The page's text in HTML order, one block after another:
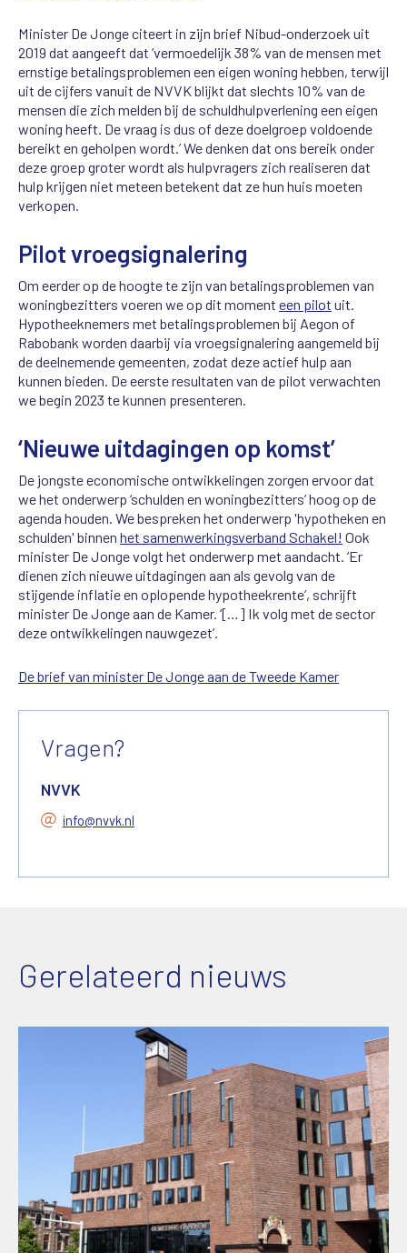
Minister De Jonge citeert in zijn brief Nibud-onderzoek uit
2019 dat aangeeft dat ‘vermoedelijk 38% van de mensen met
ernstige betalingsproblemen een eigen woning hebben, terwijl
uit de cijfers vanuit de NVVK blijkt dat slechts 10% van de
mensen die zich melden bij de schuldhulpverlening een eigen
woning heeft. De vraag is dus of deze doelgroep voldoende
bereikt en geholpen wordt.’We denken dat ons bereik onder
deze groep groter wordt als hulpvragers zich realiseren dat
hulp krijgen niet meteen betekent dat ze hun huis moeten
verkopen.
Pilot vroegsignalering
Om eerder op de hoogte te zijn van betalingsproblemen van
woningbezitters voeren we op dit moment een pilot uit.
Hypotheeknemers met betalingsproblemen bij Aegon of
Rabobank worden daarbij via vroegsignalering aangemeld bij
de deelnemende gemeenten, zodat deze actief hulp aan
kunnen bieden. De eerste resultaten van de pilot verwachten
we begin 2023 te kunnen presenteren.
‘Nieuwe uitdagingen op komst’
De jongste economische ontwikkelingen zorgen ervoor dat
we het onderwerp ‘schulden en woningbezitters’ hoog op de
agenda houden. We bespreken het onderwerp 'hypotheken en
schulden' binnen het samenwerkingsverband Schakel! Ook
minister De Jonge volgt het onderwerp met aandacht. ‘Er
dienen zich nieuwe uitdagingen aan als gevolg van de
stijgende inflatie en oplopende hypotheekrente’, schrijft
minister De Jonge aan de Kamer. ‘[…] Ik volg met de sector
deze ontwikkelingen nauwgezet’.
De brief van minister De Jonge aan de Tweede Kamer
Vragen?
NVVK
info@nvvk.nl
Gerelateerd nieuws